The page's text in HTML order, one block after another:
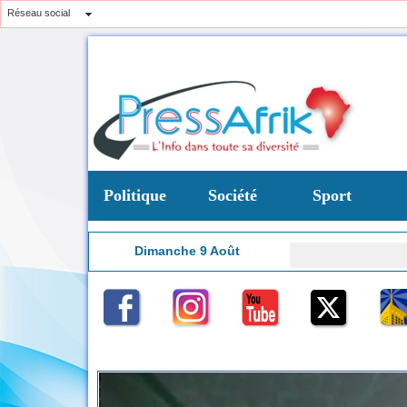
Réseau social
Politique Société Sport
Dimanche 9 Août CAN